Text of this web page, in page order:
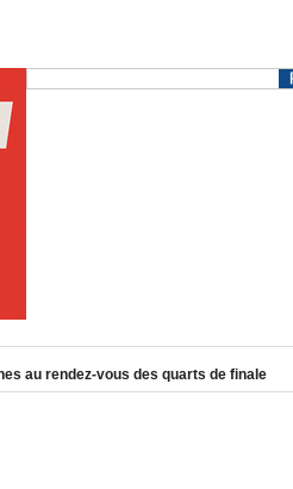
au rendez-vous des quarts de finale